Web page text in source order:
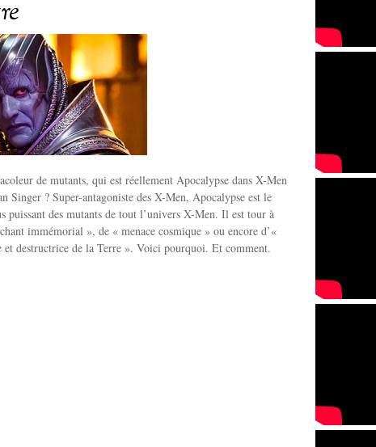
de mutants, qui est réellement Apocalypse dans X-Men
Singer ? Super-antagoniste des X-Men, Apocalypse est le
puissant des mutants de tout l’univers X-Men. Il est tour à
immémorial », de « menace cosmique » ou encore d’«
et destructrice de la Terre ». Voici pourquoi. Et comment.